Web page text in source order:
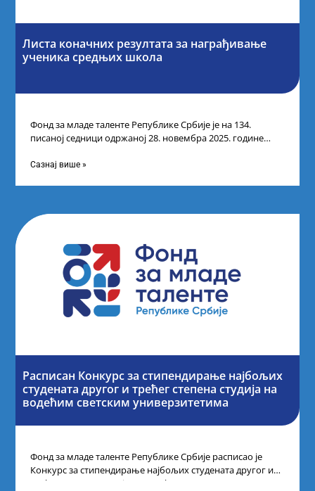
Листа коначних резултата за награђивање
ученика средњих школа
Фонд за младе таленте Републике Србије је на 134.
писаној седници одржаној 28. новембра 2025. године
Сазнај више »
Расписан Конкурс за стипендирање најбољих
студената другог и трећег степена студија на
водећим светским универзитетима
Фонд за младе таленте Републике Србије расписао је
Конкурс за стипендирање најбољих студената другог и
трећег степена студија на водећим